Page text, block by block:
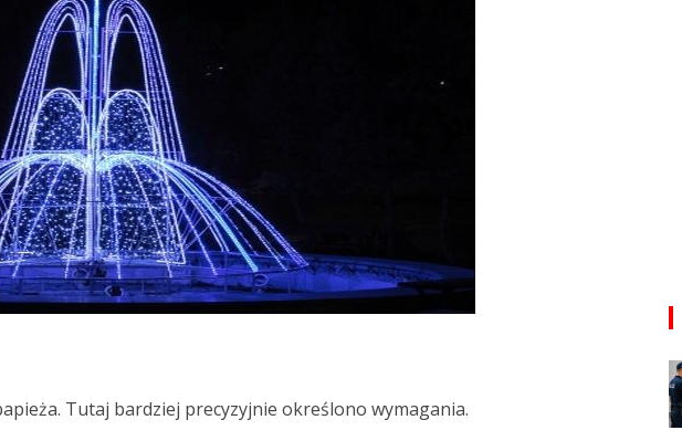
Tutaj bardziej precyzyjnie określono wymagania.